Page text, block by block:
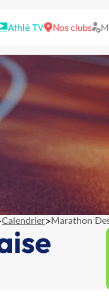
Athlé TV Nos clubs
Calendrier>Marathon